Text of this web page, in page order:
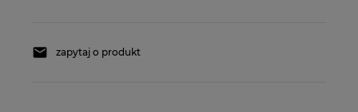
zapytaj o produkt